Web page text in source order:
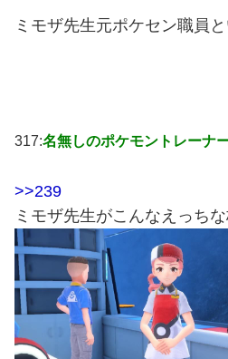
ミモザ先生元ポケセン職員
317:名無しのポケモントレーナ
>>239
ミモザ先生がこんなえっち